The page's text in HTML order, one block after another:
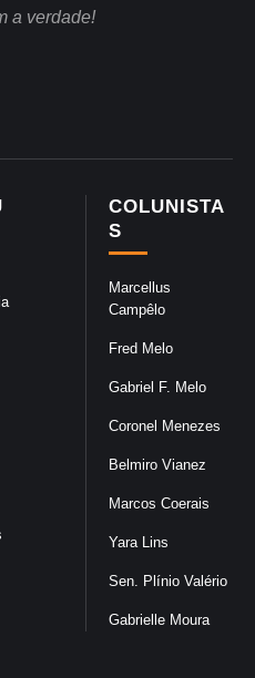
COLUNISTA
S
Marcellus
Campêlo
Fred Melo
Gabriel F. Melo
Coronel Menezes
Belmiro Vianez
Marcos Coerais
Yara Lins
Sen. Plínio Valério
Gabrielle Moura
a verdade!